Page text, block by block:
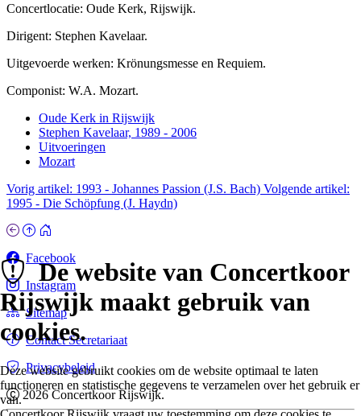
Concertlocatie: Oude Kerk, Rijswijk.
Dirigent: Stephen Kavelaar.
Uitgevoerde werken: Krönungsmesse en Requiem.
Componist: W.A. Mozart.
Oude Kerk in Rijswijk
Stephen Kavelaar, 1989 - 2006
Uitvoeringen
Mozart
Vorig artikel: 1993 - Johannes Passion (J.S. Bach) Volgende artikel:
1995 - Die Schöpfung (J. Haydn)
Facebook
Instagram
Sitemap
Contact Secretariaat
Privacybeleid
2026 Concertkoor Rijswijk.
De website van Concertkoor
Rijswijk maakt gebruik van
cookies.
Deze website gebruikt cookies om de website optimaal te laten
functioneren en statistische gegevens te verzamelen over het gebruik er
van.